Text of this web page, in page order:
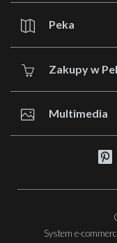
Peka
Zakupy w
Multimedia
System e-